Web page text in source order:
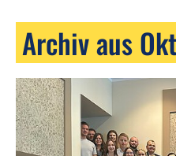
Archiv aus